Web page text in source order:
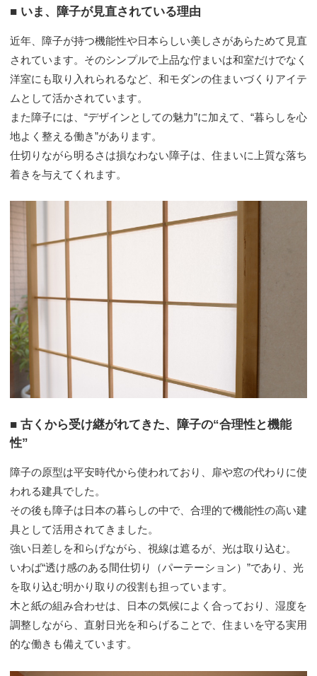
■ いま、障子が見直されている理由
近年、障子が持つ機能性や日本らしい美しさがあらためて見直
されています。そのシンプルで上品な佇まいは和室だけでなく
洋室にも取り入れられるなど、和モダンの住まいづくりアイテ
ムとして活かされています。
また障子には、“デザインとしての魅力”に加えて、“暮らしを心
地よく整える働き”があります。
仕切りながら明るさは損なわない障子は、住まいに上質な落ち
着きを与えてくれます。
■ 古くから受け継がれてきた、障子の“合理性と機能
性”
障子の原型は平安時代から使われており、扉や窓の代わりに使
われる建具でした。
その後も障子は日本の暮らしの中で、合理的で機能性の高い建
具として活用されてきました。
強い日差しを和らげながら、視線は遮るが、光は取り込む。
いわば“透け感のある間仕切り（パーテーション）”であり、光
を取り込む明かり取りの役割も担っています。
木と紙の組み合わせは、日本の気候によく合っており、湿度を
調整しながら、直射日光を和らげることで、住まいを守る実用
的な働きも備えています。